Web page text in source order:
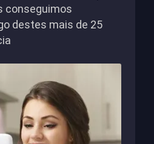
conseguimos
destes mais de 25